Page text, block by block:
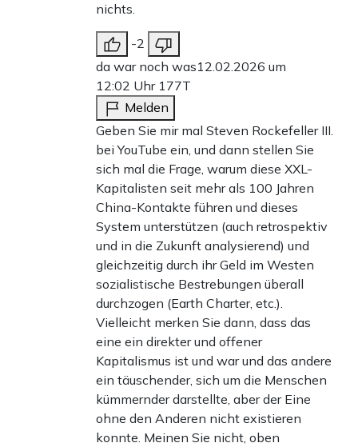
nichts.
-2
da war noch was12.02.2026 um
12:02 Uhr 177T
Melden
Geben Sie mir mal Steven Rockefeller III.
bei YouTube ein, und dann stellen Sie
sich mal die Frage, warum diese XXL-
Kapitalisten seit mehr als 100 Jahren
China-Kontakte führen und dieses
System unterstützen (auch retrospektiv
und in die Zukunft analysierend) und
gleichzeitig durch ihr Geld im Westen
sozialistische Bestrebungen überall
durchzogen (Earth Charter, etc.).
Vielleicht merken Sie dann, dass das
eine ein direkter und offener
Kapitalismus ist und war und das andere
ein täuschender, sich um die Menschen
kümmernder darstellte, aber der Eine
ohne den Anderen nicht existieren
konnte. Meinen Sie nicht, oben